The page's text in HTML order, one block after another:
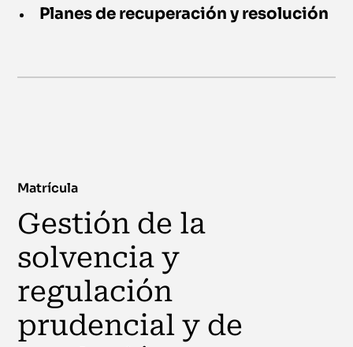
Planes de recuperación y resolución
Matrícula
Gestión de la
solvencia y
regulación
prudencial y de